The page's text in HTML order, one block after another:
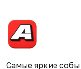
Самые яркие